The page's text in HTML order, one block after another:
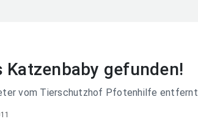
Katzenbaby gefunden!
vom Tierschutzhof Pfotenhilfe entfernt